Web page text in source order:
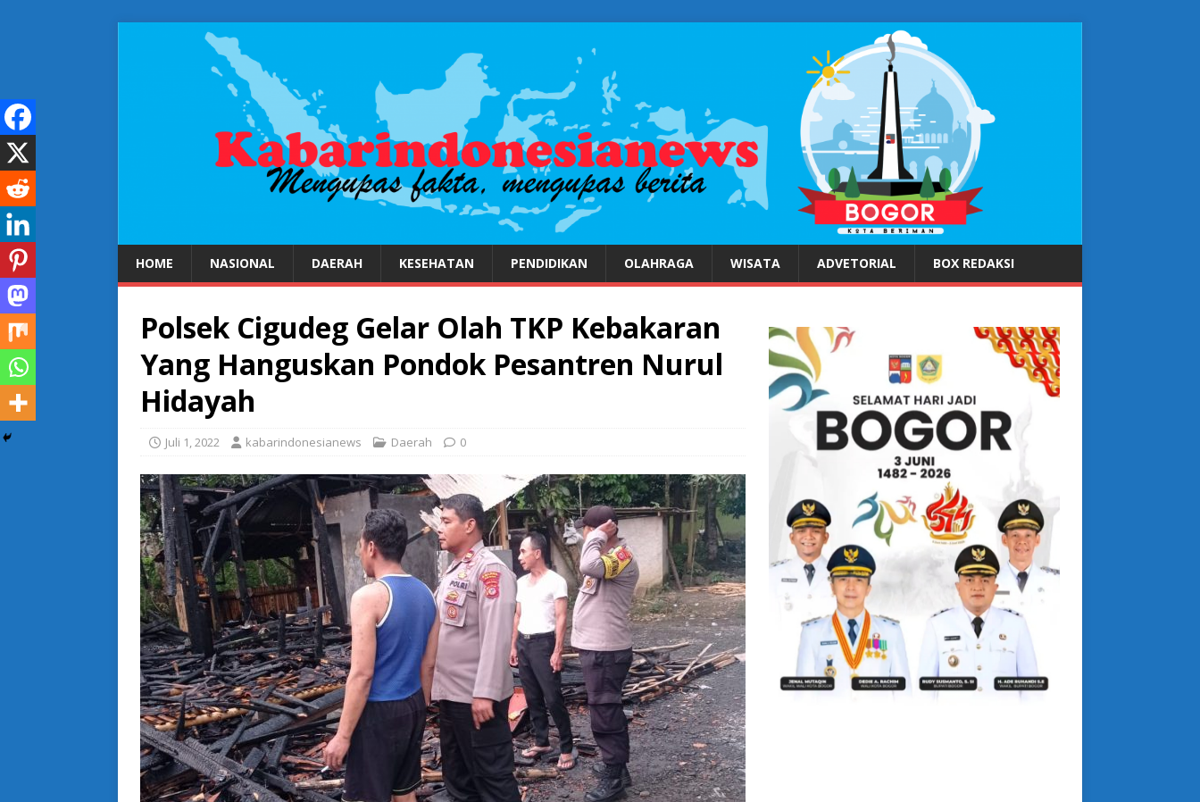
HOME NASIONAL DAERAH KESEHATAN PENDIDIKAN OLAHRAGA WISATA ADVETORIAL BOX REDAKSI
Polsek Cigudeg Gelar Olah TKP Kebakaran
Yang Hanguskan Pondok Pesantren Nurul
Hidayah
Juli 1, 2022 kabarindonesianews Daerah 0